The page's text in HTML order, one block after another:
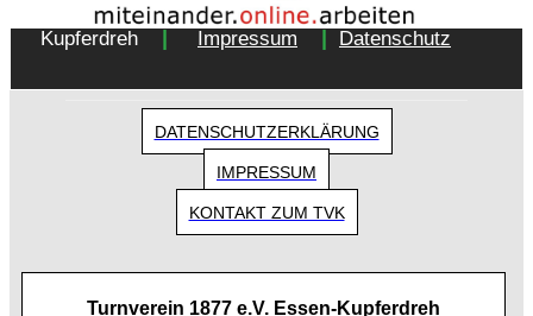
Copyright 2018 - Turnverein 1877 e.V. Essen-
Kupferdreh
| Impressum | Datenschutz
DATENSCHUTZERKLÄRUNG
IMPRESSUM
KONTAKT ZUM TVK
Turnverein 1877 e.V. Essen-Kupferdreh